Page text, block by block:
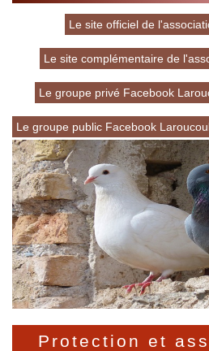
Le site officiel de
Le site complémentaire de
Le groupe privé Facebook
Le groupe public Facebook
Protection et